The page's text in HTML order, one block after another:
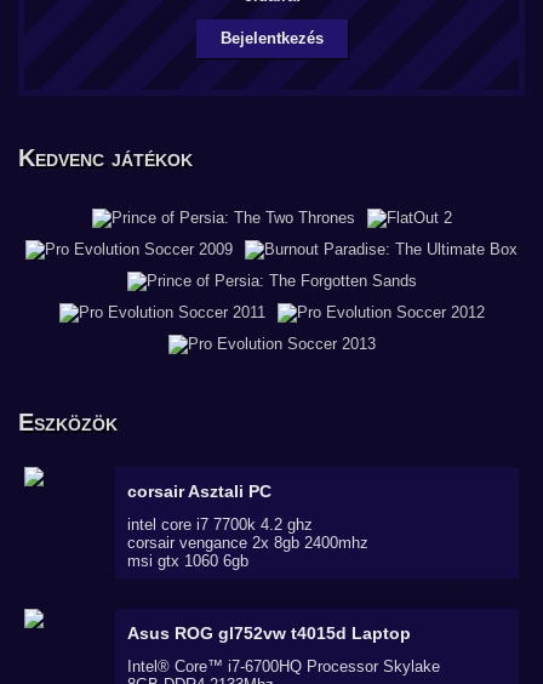
Bejelentkezés
Kedvenc játékok
Eszközök
corsairAsztali PC
intel core i7 7700k 4.2 ghz
corsair vengance 2x 8gb 2400mhz
msi gtx 1060 6gb
Asus ROG gl752vw t4015d Laptop
Intel® Core™ i7-6700HQ Processor Skylake